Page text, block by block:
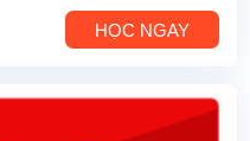
HỌC NGAY